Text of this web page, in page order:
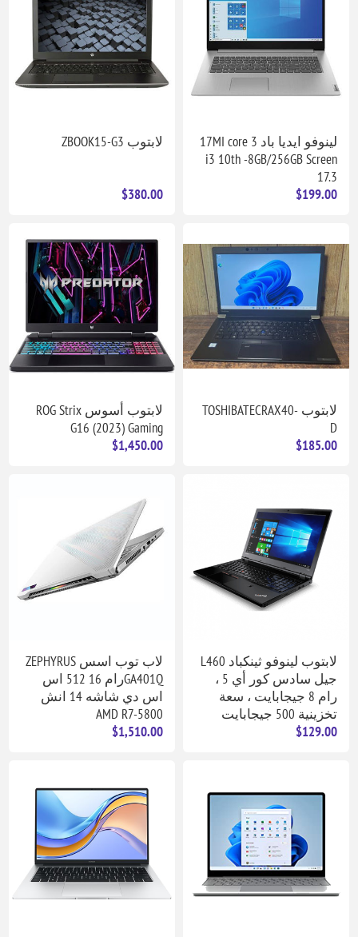
لينوفو ايديا باد 3 17MI core
i3 10th -8GB/256GB Screen
17.3
$199.00
لابتوب ZBOOK15-G3
$380.00
لابتوب TOSHIBATECRAX40-
D
$185.00
لابتوب أسوس ROG Strix
G16 (2023) Gaming
$1,450.00
لابتوب لينوفو ثينكباد L460
جيل سادس كور أي 5 ،
رام 8 جيجابايت ، سعة
تخزينية 500 جيجابايت
$129.00
لاب توب اسس ZEPHYRUS
GA401Qرام 16 512 اس
اس دي شاشه 14 انش
AMD R7-5800
$1,510.00